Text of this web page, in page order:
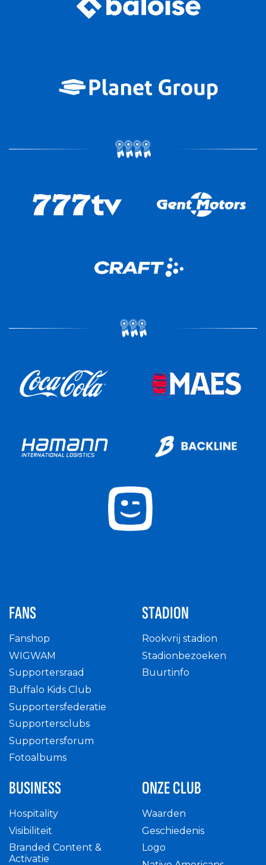
FANS
Fanshop
WIGWAM
Supportersraad
Buffalo Kids Club
Supportersfederatie
Supportersclubs
Supportersforum
Fotoalbums
STADION
Rookvrij stadion
Stadionbezoeken
Buurtinfo
BUSINESS
Hospitality
Visibiliteit
Branded Content &
Activatie
ONZE CLUB
Waarden
Geschiedenis
Logo